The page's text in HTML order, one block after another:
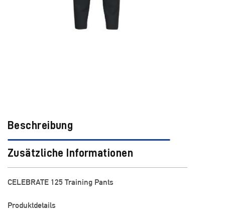
Beschreibung
Zusätzliche Informationen
CELEBRATE 125 Training Pants
Produktdetails